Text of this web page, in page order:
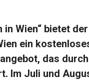
in Wien“ bietet
ein
das
Im Juli und